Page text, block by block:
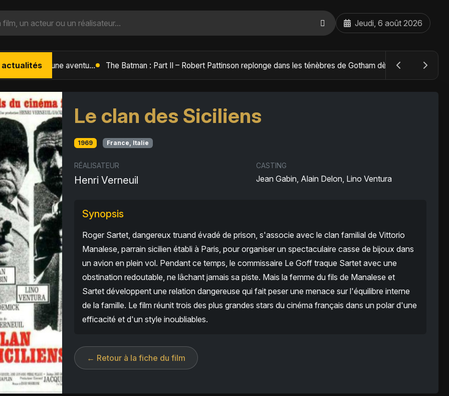
Jeudi, 6 août 2026
actualités L'Âge de Glace : Le Réveil du Volcan – Manny, Sid et Diego de retour pour une aventure explosive The Batman : Part II – Robert Pattinson replonge dans les ténèbres de Gotham dès octobre 2027
Le clan des Siciliens
1969 France, Italie
RÉALISATEUR
Henri Verneuil
CASTING
Jean Gabin, Alain Delon, Lino Ventura
Synopsis
Roger Sartet, dangereux truand évadé de prison, s'associe avec le clan familial de Vittorio
Manalese, parrain sicilien établi à Paris, pour organiser un spectaculaire casse de bijoux dans
un avion en plein vol. Pendant ce temps, le commissaire Le Goff traque Sartet avec une
obstination redoutable, ne lâchant jamais sa piste. Mais la femme du fils de Manalese et
Sartet développent une relation dangereuse qui fait peser une menace sur l'équilibre interne
de la famille. Le film réunit trois des plus grandes stars du cinéma français dans un polar d'une
efficacité et d'un style inoubliables.
← Retour à la fiche du film